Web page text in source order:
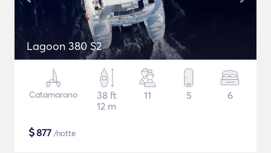
Lagoon 380 S2
Catamarano
38 ft
12 m
11 5 6
$877 /notte